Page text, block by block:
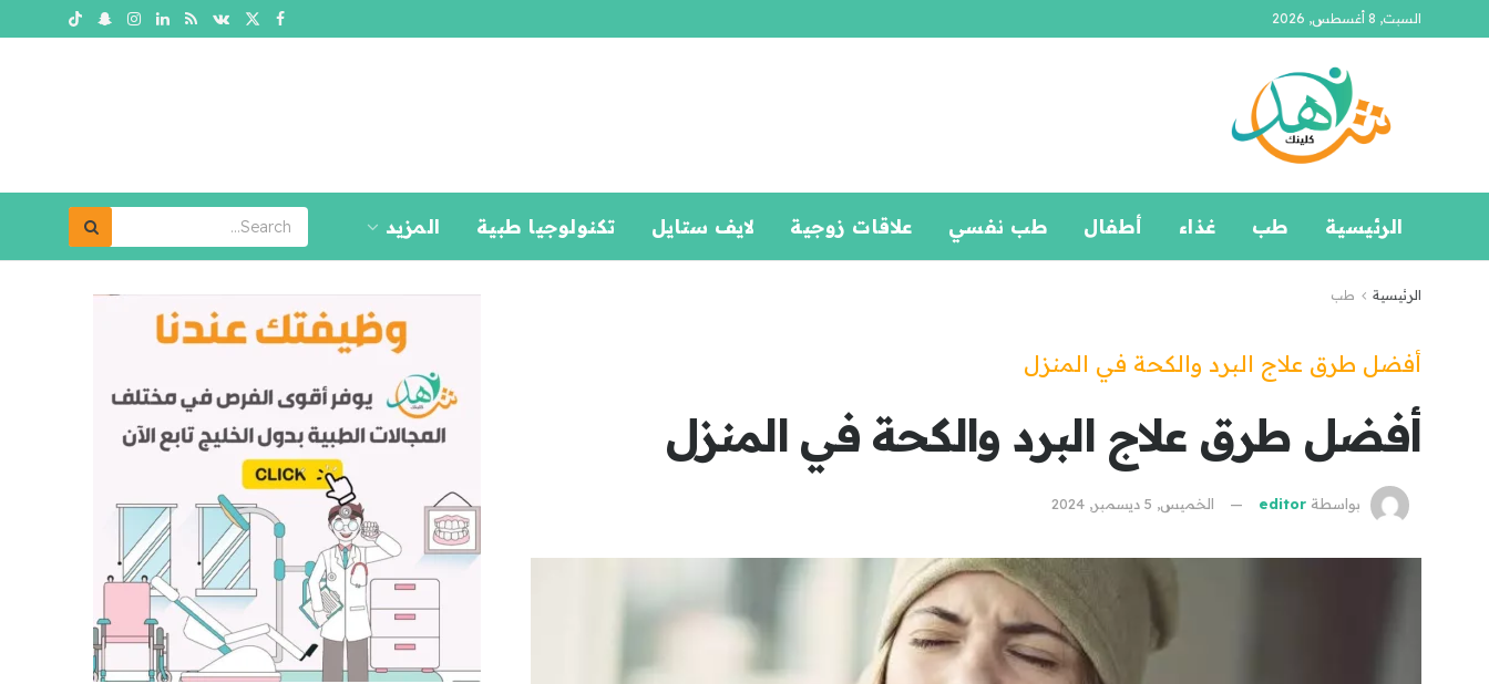
السبت, 8 أغسطس, 2026
الرئيسية طب غذاء أطفال طب نفسي علاقات زوجية لايف ستايل تكنولوجيا طبية المزيد
الرئيسية طب
أفضل طرق علاج البرد والكحة في المنزل
أفضل طرق علاج البرد والكحة في المنزل
بواسطةeditor الخميس, 5 ديسمبر, 2024